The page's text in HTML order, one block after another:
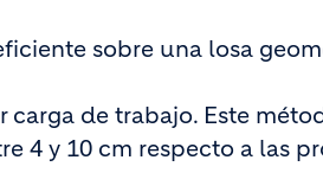
sobre una losa
de trabajo. Este
4 y 10 cm respecto a las